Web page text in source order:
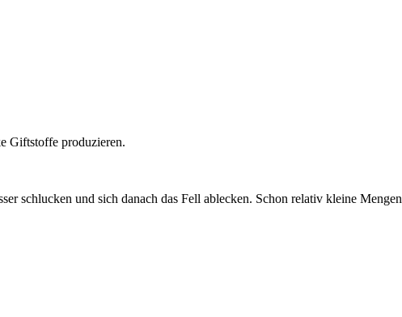
Giftstoffe produzieren.
schlucken und sich danach das Fell ablecken. Schon relativ kleine